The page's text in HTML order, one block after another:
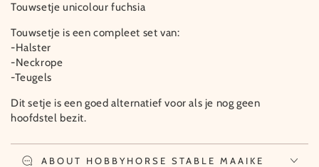
Touwsetje unicolour fuchsia
Touwsetje is een compleet set van:
-Halster
-Neckrope
-Teugels
Dit setje is een goed alternatief voor als je nog geen
hoofdstel bezit.
ABOUT HOBBYHORSE STABLE MAAIKE